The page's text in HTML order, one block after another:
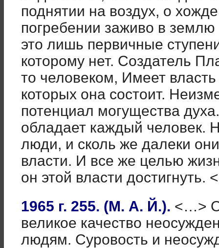
поднятии на воздух, о
погребении заживо в
это лишь первичные
которому нет. Создатель
то человеком, Имеет
которых она состоит.
потенциал могущества
обладает каждый человек.
люди, и сколь же далеки
власти. И все же целью
он этой власти достигнуть.
1965 г. 255. (М. А. Й.). <…>
великое качество
людям. Суровость и